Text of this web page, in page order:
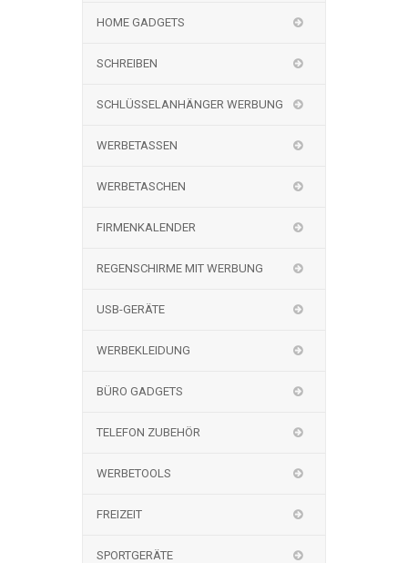
HOME GADGETS
SCHREIBEN
SCHLÜSSELANHÄNGER WERBUNG
WERBETASSEN
WERBETASCHEN
FIRMENKALENDER
REGENSCHIRME MIT WERBUNG
USB-GERÄTE
WERBEKLEIDUNG
BÜRO GADGETS
TELEFON ZUBEHÖR
WERBETOOLS
FREIZEIT
SPORTGERÄTE